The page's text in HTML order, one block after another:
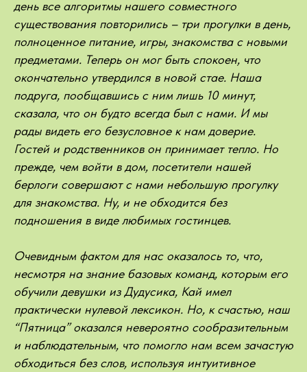
день все алгоритмы нашего совместного
существования повторились – три прогулки в день,
полноценное питание, игры, знакомства с новыми
предметами. Теперь он мог быть спокоен, что
окончательно утвердился в новой стае. Наша
подруга, пообщавшись с ним лишь 10 минут,
сказала, что он будто всегда был с нами. И мы
рады видеть его безусловное к нам доверие.
Гостей и родственников он принимает тепло. Но
прежде, чем войти в дом, посетители нашей
берлоги совершают с нами небольшую прогулку
для знакомства. Ну, и не обходится без
подношения в виде любимых гостинцев.
Очевидным фактом для нас оказалось то, что,
несмотря на знание базовых команд, которым его
обучили девушки из Дудусика, Кай имел
практически нулевой лексикон. Но, к счастью, наш
“Пятница” оказался невероятно сообразительным
и наблюдательным, что помогло нам всем зачастую
обходиться без слов, используя интуитивное